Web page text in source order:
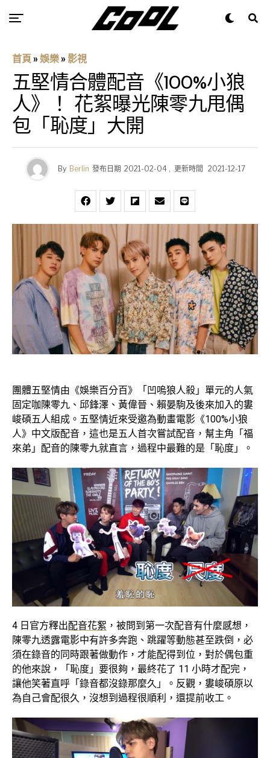
首頁 » 娛樂 » 影視
五堅情合體配音《100%小狼
人》！ 花絮曝光陳零九甩偶
包「恥度」大開
By Berlin 發布日期 2021-02-04, 更新時間 2021-12-17
團體五堅情由《娛樂百分百》「凹嗚狼人殺」單元的人氣
固定咖陳零九、邱鋒澤、黃偉晉、賴晏駒及後來加入的婁
峻碩五人組成。五堅情近來受邀為動畫電影《100%小狼
人》中文版配音，這也是五人首次嘗試配音，幫主角「福
來弟」配音的陳零九就直言，過程中最難的是「恥度」。
4 日官方釋出配音花絮 ，被問到第一次配音有什麼感想，
陳零九透露電影中有許多奔跑、跳躍等動態甚至跌倒，必
須在錄音的同時跟著做動作，才能配得到位，對於偶包重
的他來說，「恥度」要很夠，最終花了 11 小時才配完，
讓他笑著直呼「錄音都沒錄那麼久」。反觀，婁峻碩原以
為自己會配很久，沒想到過程很順利，還提前收工。